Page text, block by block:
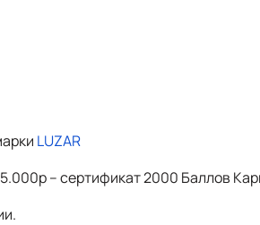
LUZAR
– сертификат 2000 Баллов